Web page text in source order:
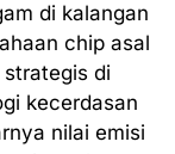
di kalangan
chip asal
di
kecerdasan
nilai emisi